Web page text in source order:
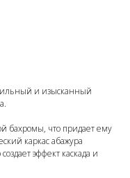
и изысканный
бахромы, что придает ему
каркас абажура
эффект каскада и